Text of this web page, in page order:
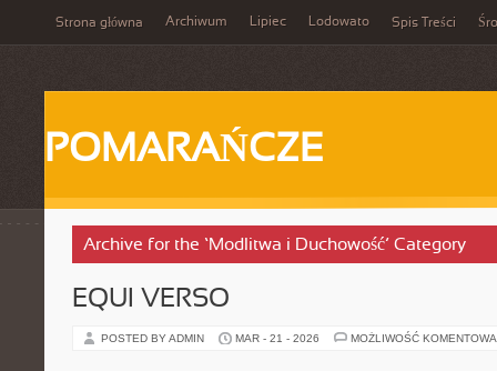
Strona główna Archiwum Lipiec Lodowato Spis Treści
POMARAŃCZE
Archive for the ‘Modlitwa i Duchowość’ Category
EQUI VERSO
POSTED BY ADMIN MAR - 21 - 2026 MOŻLIWOŚĆ